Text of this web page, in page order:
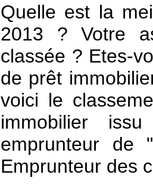
Quelle est la
2013 ? Votre
classée ? Etes-
de prêt
voici le
immobilier
emprunteur de
Emprunteur des